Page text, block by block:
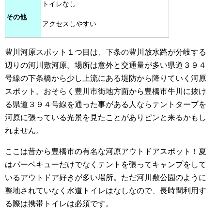
その他
トイレなし
アクセスしやすい
豊川河原スポット１つ目は、下条の豊川放水路が分岐する
辺りの河川敷河原。場所は意外と交通量が多い県道３９４
号線の下条橋から少し上流にある堤防から降りていく河原
スポット。おそらく豊川市街地方面から豊橋市牛川に抜け
る県道３９４号線を通った事がある人ならテントタープを
河原に張っている光景を見たことがありピンと来るかもし
れません。
ここは昔から豊橋市の有名な河原アウトドアスポット！夏
はバーベキューだけでなくテントを張ってキャンプをして
いるアウトドア好きが多い場所。ただ河川敷公園のように
整地されていなく水道トイレはなしなので、長時間利用す
る際は携帯トイレは必須です。